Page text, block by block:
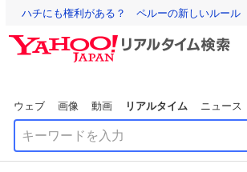
ハチにも権利がある？ ペルーの新しいルール
ウェブ 画像 動画 リアルタイム ニュース